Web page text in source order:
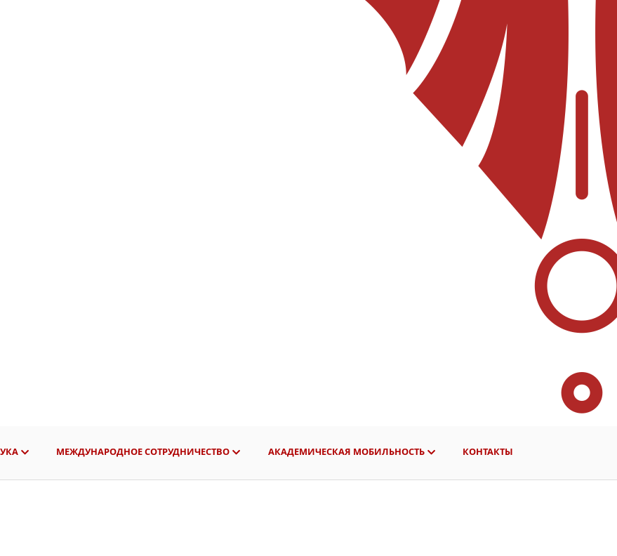
МЕЖДУНАРОДНОЕ СОТРУДНИЧЕСТВО АКАДЕМИЧЕСКАЯ МОБИЛЬНОСТЬ КОНТАКТЫ